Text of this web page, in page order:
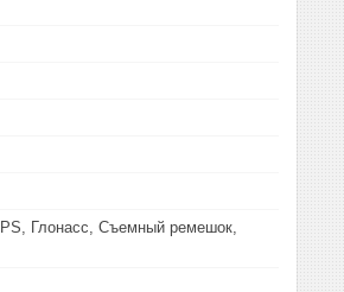
Глонасс, Съемный ремешок,